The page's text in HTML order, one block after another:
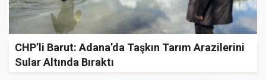
CHP’li Barut: Adana’da Taşkın Tarım Arazilerini
Sular Altında Bıraktı